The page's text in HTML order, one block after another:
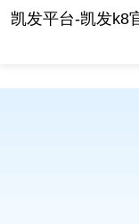
快乐盲盒·生日
凯发平台-凯发k8